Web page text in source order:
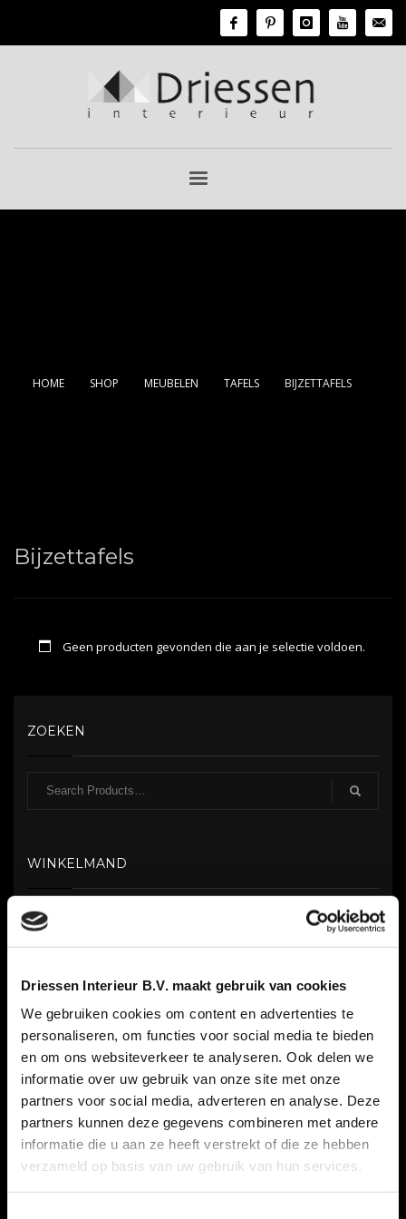
Driessen Interieur B.V. maakt gebruik van cookies
We gebruiken cookies om content en advertenties te
personaliseren, om functies voor social media te bieden
en om ons websiteverkeer te analyseren. Ook delen we
informatie over uw gebruik van onze site met onze
partners voor social media, adverteren en analyse. Deze
partners kunnen deze gegevens combineren met andere
informatie die u aan ze heeft verstrekt of die ze hebben
verzameld op basis van uw gebruik van hun services.
HOME SHOP MEUBELEN TAFELS BIJZETTAFELS
Bijzettafels
Geen producten gevonden die aan je selectie voldoen.
ZOEKEN
WINKELMAND
PRODUCTCATEGORIEËN
Verlichting / Electra (2)
Accessoires(10)
Meubelen (1)
Kasten(1)
Verlichting (6)
PRODUCTEN GESORTEERD OP WAARDERING